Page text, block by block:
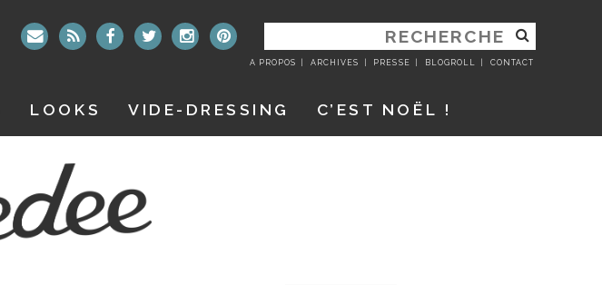
RECHERCHER
:
A PROPOS ARCHIVES PRESSE BLOGROLL CONTACT
LOOKS VIDE-DRESSING C’EST NOËL !